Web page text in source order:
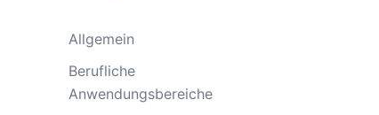
Allgemein
Berufliche
Anwendungsbereiche